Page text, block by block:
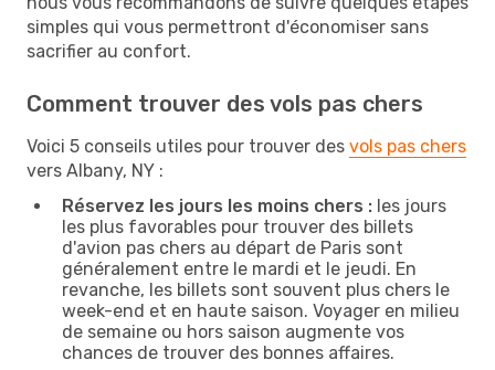
simples qui vous permettront d'économiser sans
sacrifier au confort.
Comment trouver des vols pas chers
Voici 5 conseils utiles pour trouver des vols pas chers
vers Albany, NY :
Réservez les jours les moins chers : les jours
les plus favorables pour trouver des billets
d'avion pas chers au départ de Paris sont
généralement entre le mardi et le jeudi. En
revanche, les billets sont souvent plus chers le
week-end et en haute saison. Voyager en milieu
de semaine ou hors saison augmente vos
chances de trouver des bonnes affaires.